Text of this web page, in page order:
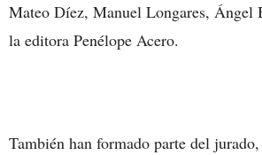
Mateo Díez, Manuel Longares, Ángel
la editora Penélope Acero.
También han formado parte del